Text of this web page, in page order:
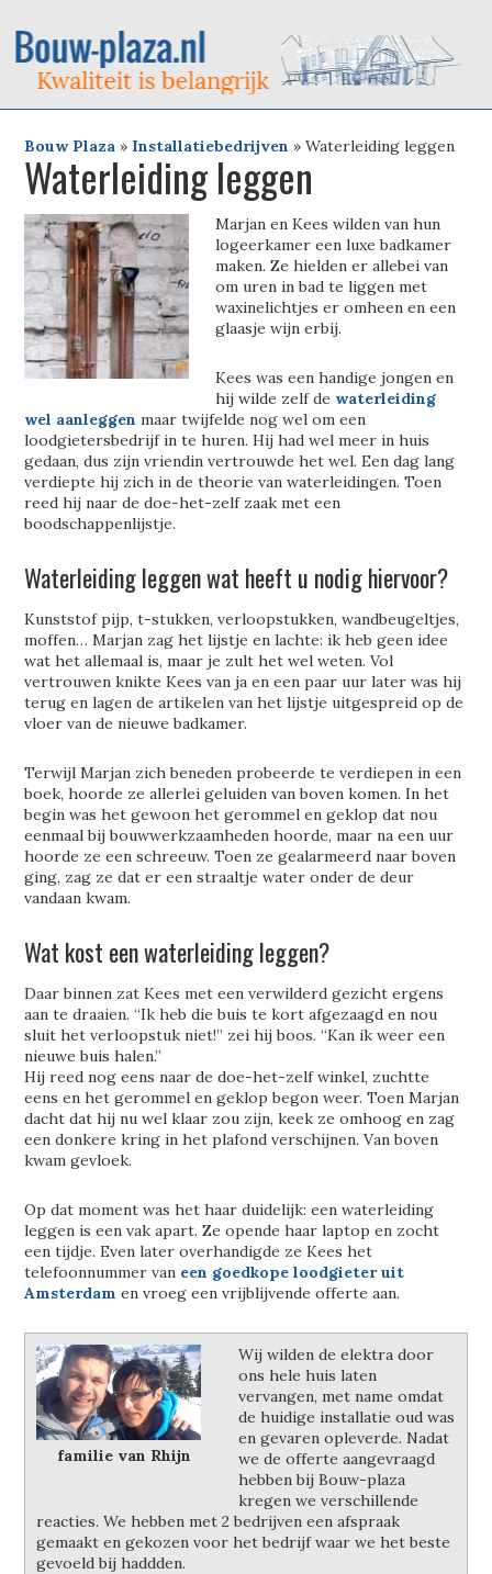
Bouw Plaza » Installatiebedrijven »Waterleiding leggen
Waterleiding leggen
Marjan en Kees wilden van hun
logeerkamer een luxe badkamer
maken. Ze hielden er allebei van
om uren in bad te liggen met
waxinelichtjes er omheen en een
glaasje wijn erbij.
Kees was een handige jongen en
hij wilde zelf de waterleiding
wel aanleggen maar twijfelde nog wel om een
loodgietersbedrijf in te huren. Hij had wel meer in huis
gedaan, dus zijn vriendin vertrouwde het wel. Een dag lang
verdiepte hij zich in de theorie van waterleidingen. Toen
reed hij naar de doe-het-zelf zaak met een
boodschappenlijstje.
Waterleiding leggen wat heeft u nodig hiervoor?
Kunststof pijp, t-stukken, verloopstukken, wandbeugeltjes,
moffen… Marjan zag het lijstje en lachte: ik heb geen idee
wat het allemaal is, maar je zult het wel weten. Vol
vertrouwen knikte Kees van ja en een paar uur later was hij
terug en lagen de artikelen van het lijstje uitgespreid op de
vloer van de nieuwe badkamer.
Terwijl Marjan zich beneden probeerde te verdiepen in een
boek, hoorde ze allerlei geluiden van boven komen. In het
begin was het gewoon het gerommel en geklop dat nou
eenmaal bij bouwwerkzaamheden hoorde, maar na een uur
hoorde ze een schreeuw. Toen ze gealarmeerd naar boven
ging, zag ze dat er een straaltje water onder de deur
vandaan kwam.
Wat kost een waterleiding leggen?
Daar binnen zat Kees met een verwilderd gezicht ergens
aan te draaien. “Ik heb die buis te kort afgezaagd en nou
sluit het verloopstuk niet!” zei hij boos. “Kan ik weer een
nieuwe buis halen.”
Hij reed nog eens naar de doe-het-zelf winkel, zuchtte
eens en het gerommel en geklop begon weer. Toen Marjan
dacht dat hij nu wel klaar zou zijn, keek ze omhoog en zag
een donkere kring in het plafond verschijnen. Van boven
kwam gevloek.
Op dat moment was het haar duidelijk: een waterleiding
leggen is een vak apart. Ze opende haar laptop en zocht
een tijdje. Even later overhandigde ze Kees het
telefoonnummer van een goedkope loodgieter uit
Amsterdam en vroeg een vrijblijvende offerte aan.
familie van Rhijn
Wij wilden de elektra door
ons hele huis laten
vervangen, met name omdat
de huidige installatie oud was
en gevaren opleverde. Nadat
we de offerte aangevraagd
hebben bij Bouw-plaza
kregen we verschillende
reacties. We hebben met 2 bedrijven een afspraak
gemaakt en gekozen voor het bedrijf waar we het beste
gevoeld bij haddden.